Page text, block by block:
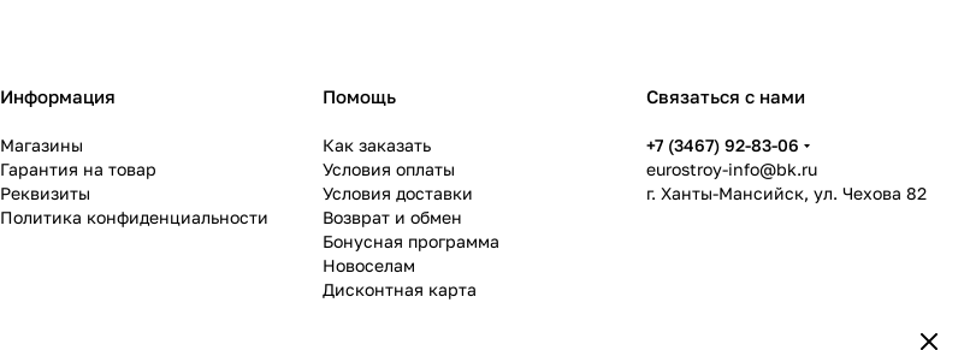
Информация
Магазины
Гарантия на товар
Реквизиты
Политика конфиденциальности
Помощь
Как заказать
Условия оплаты
Условия доставки
Возврат и обмен
Бонусная программа
Новоселам
Дисконтная карта
Связаться с нами
+7 (3467) 92-83-06
eurostroy-info@bk.ru
г. Ханты-Мансийск, ул. Чехова 82